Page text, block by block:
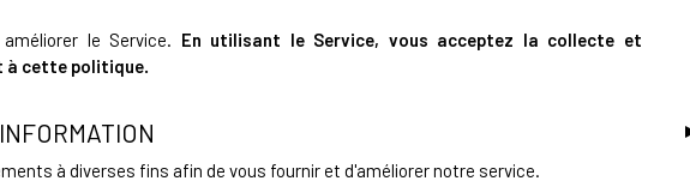
le Service. En utilisant le Service, vous acceptez la collecte et
à cette politique.
à diverses fins afin de vous fournir et d'améliorer notre service.